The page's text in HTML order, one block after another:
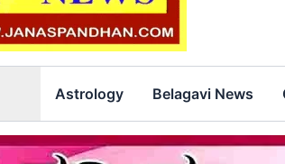
Astrology Belagavi News